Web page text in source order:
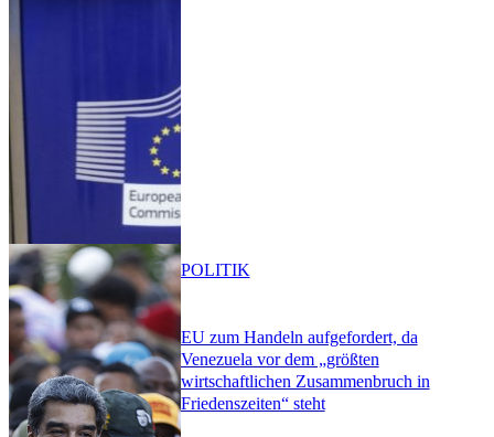
EU zum Handeln aufgefordert, da
Venezuela vor dem „größten
wirtschaftlichen Zusammenbruch in
Friedenszeiten“ steht
POLITIK